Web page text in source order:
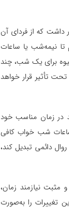
داشت که از فردای آن
تا نیمه‌شب یا ساعات
برای یک شب، چند
تأثیر قرار خواهد
در زمان مناسب خود
ساعات شب خواب کافی
و این وضعیت را به یک روال دائمی تبدیل کند،
مثبت نیازمند زمان،
تغییرات را به‌صورت